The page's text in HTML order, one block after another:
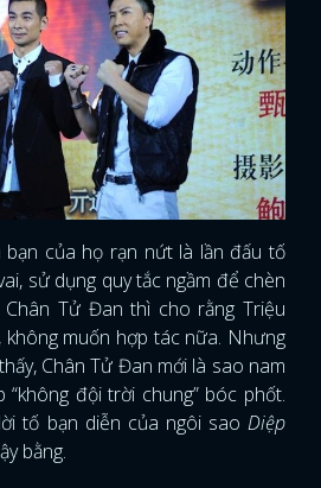
của họ rạn nứt là lần đấu tố
sử dụng quy tắc ngầm để chèn
Tử Đan thì cho rằng Triệu
không muốn hợp tác nữa. Nhưng
Chân Tử Đan mới là sao nam
“không đội trời chung” bóc phốt.
tố bạn diễn của ngôi sao Diệp
bằng.